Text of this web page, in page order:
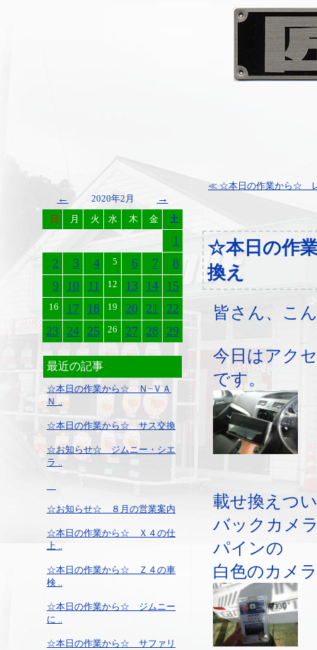
← 2020年2月 →
日 月 火 水 木 金 土
1
2
3 4 5 6 7
8
9 10 11 12 13 14 15
16 17 18 19 20 21 22
23 24 25 26 27 28 29
最近の記事
☆本日の作業から☆ Ｎ−ＶＡ
Ｎ ..
☆本日の作業から☆ サス交換
☆お知らせ☆ ジムニー・シエ
ラ ..
☆お知らせ☆ ８月の営業案内
☆本日の作業から☆ Ｘ４の仕
上 ..
☆本日の作業から☆ Ｚ４の車
検 ..
☆本日の作業から☆ ジムニー
に ..
☆本日の作業から☆ サファリ
≪ ☆本日の作業から☆
☆本日の作
換え
皆さん、こ
今日はアク
です。
載せ換えつ
バックカメ
パインの
白色のカメ